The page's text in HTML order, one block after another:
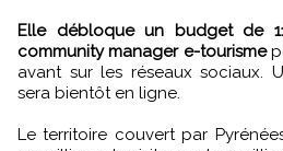
Elle débloque un budget de
community manager e-tourisme
avant sur les réseaux sociaux.
sera bientôt en ligne.
Le territoire couvert par